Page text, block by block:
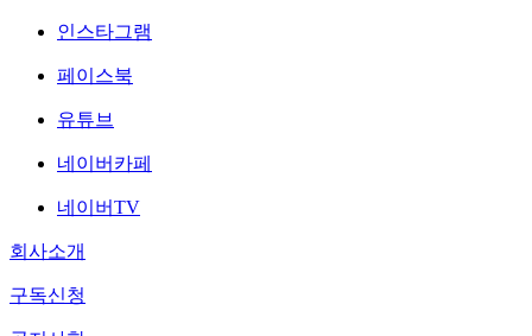
인스타그램
페이스북
유튜브
네이버카페
네이버TV
회사소개
구독신청